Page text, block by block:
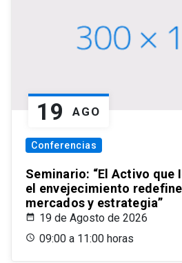
19 AGO
Conferencias
Seminario: “El Activo que
el envejecimiento
mercados y estrategia”
19 de Agosto de 2026
09:00 a 11:00 horas